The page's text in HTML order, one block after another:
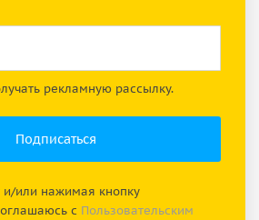
рекламную рассылку.
и/или нажимая кнопку
с Пользовательским